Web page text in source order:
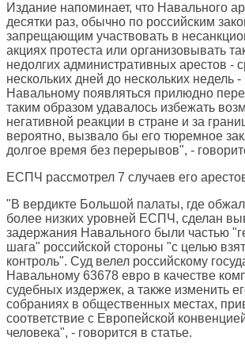
Издание напоминает, что Навального
десятки раз, обычно по российским
запрещающим участвовать в
акциях протеста или организовывать
недолгих административных арестов -
нескольких дней до нескольких недель
Навальному появляться прилюдно
таким образом удавалось избежать
негативной реакции в стране и за
вероятно, вызвало бы его тюремное
долгое время без перерывов", -
ЕСПЧ рассмотрел 7 случаев его
"В вердикте Большой палаты, где
более низких уровней ЕСПЧ, сделан
задержания Навального были частью
шага" российской стороны "с целью
контроль". Суд велел российскому
Навальному 63678 евро в качестве
судебных издержек, а также изменить
собраниях в общественных местах,
соответствие с Европейской
человека", - говорится в статье.